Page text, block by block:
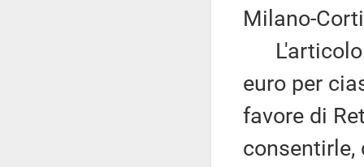
Milano-
L'articolo
euro per
favore di
consentirle,